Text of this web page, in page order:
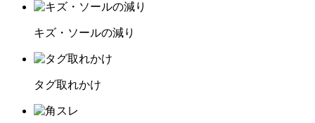
キズ・ソールの減り
タグ取れかけ